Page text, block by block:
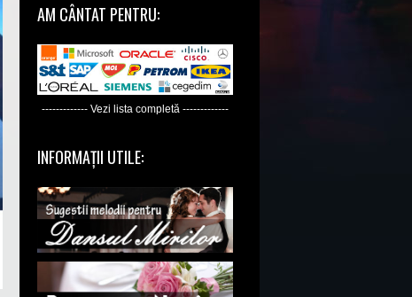
AM CÂNTAT PENTRU:
------------- Vezi lista completă -------------
INFORMAȚII UTILE: